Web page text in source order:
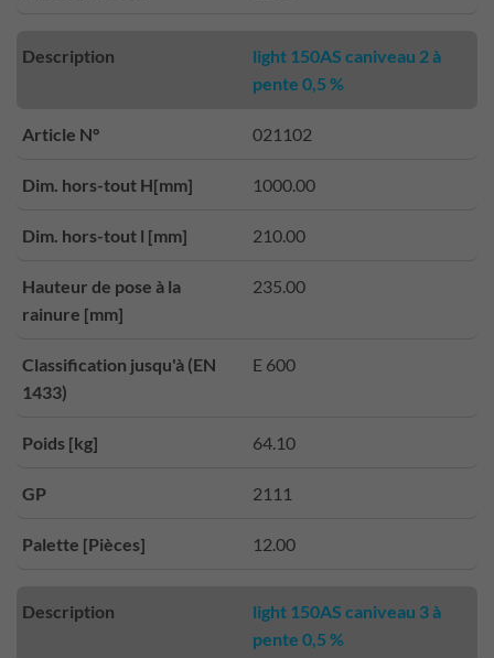
Description
light 150AS caniveau 2 à
pente 0,5 %
Article N° 021102
Dim. hors-tout H[mm] 1000.00
Dim. hors-tout l [mm] 210.00
Hauteur de pose à la
rainure [mm]
235.00
Classification jusqu'à (EN
1433)
E 600
Poids [kg] 64.10
GP 2111
Palette [Pièces] 12.00
Description
light 150AS caniveau 3 à
pente 0,5 %